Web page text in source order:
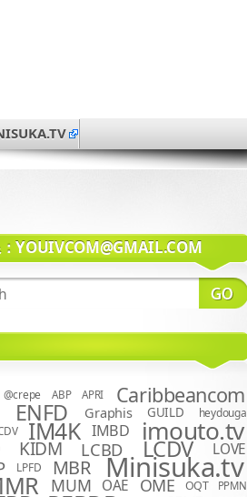
YOUIVCOM@GMAIL.COM
@crepe ABP APRI Caribbeancom
ENFD Graphis GUILD heydouga
IM4K IMBD imouto.tv
KIDM LCBD LCDV LOVE
LPFD MBR Minisuka.tv
MUM OAE OME OQT
PPMN